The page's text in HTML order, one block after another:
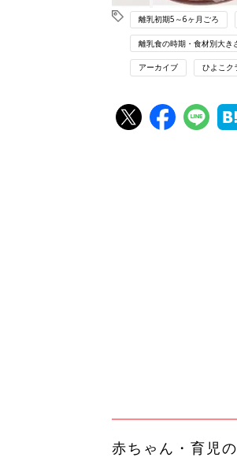
離乳初期5～6ヶ月ごろ
離乳食の時期・食材別大き
アーカイブ ひよこク